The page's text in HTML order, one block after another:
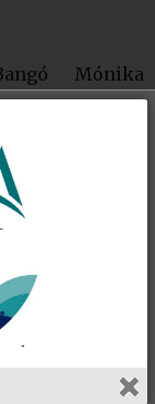
Mónika
Monspart
az Országos
Kormányzati
idősödés